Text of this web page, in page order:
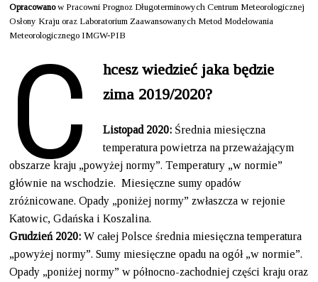
Opracowanow Pracowni Prognoz Długoterminowych Centrum Meteorologicznej
Osłony Kraju oraz Laboratorium Zaawansowanych Metod Modelowania
Meteorologicznego IMGW-PIB
C
hcesz wiedzieć jaka będzie
zima 2019/2020?
Listopad 2020: Średnia miesięczna
temperatura powietrza na przeważającym
obszarze kraju „powyżej normy”. Temperatury „w normie”
głównie na wschodzie. Miesięczne sumy opadów
zróżnicowane. Opady „poniżej normy” zwłaszcza w rejonie
Katowic, Gdańska i Koszalina.
Grudzień 2020:W całej Polsce średnia miesięczna temperatura
„powyżej normy”. Sumy miesięczne opadu na ogół „w normie”.
Opady „poniżej normy” w północno-zachodniej części kraju oraz